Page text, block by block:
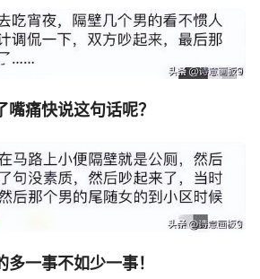
痛快说这句话呢？
一事不如少一事！